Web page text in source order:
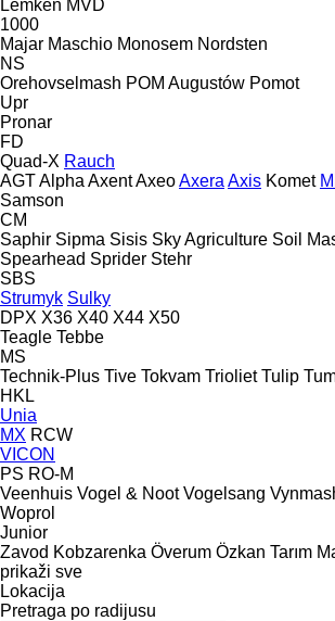
Lemken MVD
1000
Majar Maschio Monosem Nordsten
NS
Orehovselmash POM Augustów Pomot
Upr
Pronar
FD
Quad-X Rauch
AGTAlpha AxentAxeoAxera Axis Komet
Samson
CM
Saphir Sipma Sisis Sky Agriculture Soil
Spearhead Sprider Stehr
SBS
Strumyk Sulky
DPX X36 X40 X44 X50
Teagle Tebbe
MS
Technik-Plus Tive Tokvam Trioliet Tulip
HKL
Unia
MX RCW
VICON
PS RO-M
Veenhuis Vogel & Noot Vogelsang
Woprol
Junior
Zavod Kobzarenka Överum Özkan Tarım
prikaži sve
Lokacija
Pretraga po radijusu